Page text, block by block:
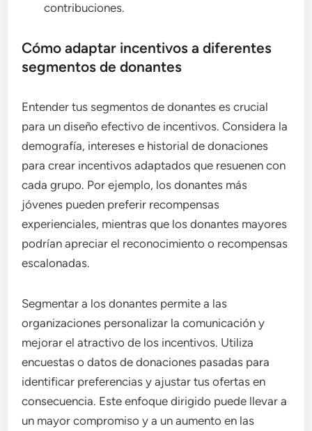
contribuciones.
Cómo adaptar incentivos a diferentes
segmentos de donantes
Entender tus segmentos de donantes es crucial
para un diseño efectivo de incentivos. Considera la
demografía, intereses e historial de donaciones
para crear incentivos adaptados que resuenen con
cada grupo. Por ejemplo, los donantes más
jóvenes pueden preferir recompensas
experienciales, mientras que los donantes mayores
podrían apreciar el reconocimiento o recompensas
escalonadas.
Segmentar a los donantes permite a las
organizaciones personalizar la comunicación y
mejorar el atractivo de los incentivos. Utiliza
encuestas o datos de donaciones pasadas para
identificar preferencias y ajustar tus ofertas en
consecuencia. Este enfoque dirigido puede llevar a
un mayor compromiso y a un aumento en las